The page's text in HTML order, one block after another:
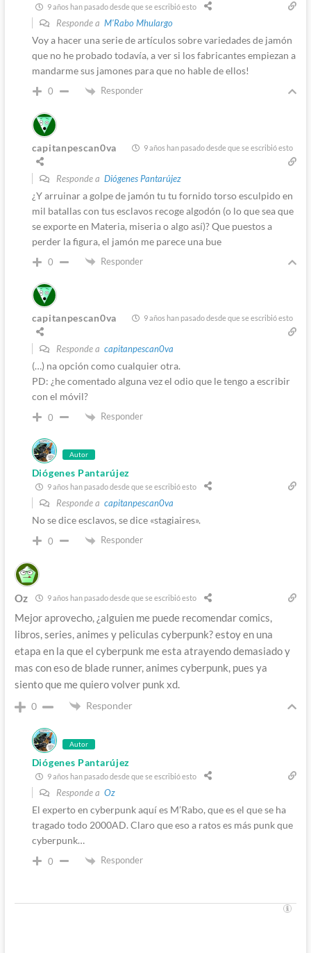
9 años han pasado desde que se escribió esto
Responde a M'Rabo Mhulargo
Voy a hacer una serie de artículos sobre variedades de jamón
que no he probado todavía, a ver si los fabricantes empiezan a
mandarme sus jamones para que no hable de ellos!
0 Responder
capitanpescan0va 9 años han pasado desde que se escribió esto
Responde a Diógenes Pantarújez
¿Y arruinar a golpe de jamón tu tu fornido torso esculpido en
mil batallas con tus esclavos recoge algodón (o lo que sea que
se exporte en Materia, miseria o algo así)? Que puestos a
perder la figura, el jamón me parece una bue
0 Responder
capitanpescan0va 9 años han pasado desde que se escribió esto
Responde a capitanpescan0va
(…) na opción como cualquier otra.
PD: ¿he comentado alguna vez el odio que le tengo a escribir
con el móvil?
0 Responder
Autor
Diógenes Pantarújez
9 años han pasado desde que se escribió esto
Responde a capitanpescan0va
No se dice esclavos, se dice «stagiaires».
0 Responder
Oz 9 años han pasado desde que se escribió esto
Mejor aprovecho, ¿alguien me puede recomendar comics,
libros, series, animes y peliculas cyberpunk? estoy en una
etapa en la que el cyberpunk me esta atrayendo demasiado y
mas con eso de blade runner, animes cyberpunk, pues ya
siento que me quiero volver punk xd.
0 Responder
Autor
Diógenes Pantarújez
9 años han pasado desde que se escribió esto
Responde a Oz
El experto en cyberpunk aquí es M’Rabo, que es el que se ha
tragado todo 2000AD. Claro que eso a ratos es más punk que
cyberpunk…
0 Responder